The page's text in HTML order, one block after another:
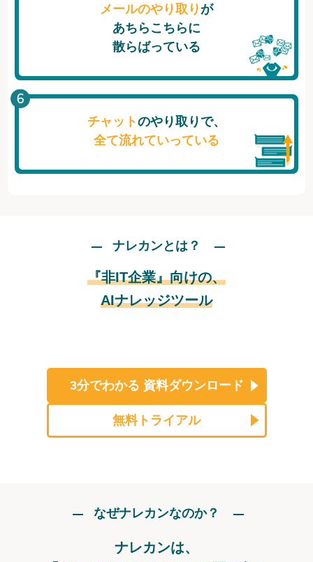
メールのやり取り が
あちらこちらに
散らばっている
チャットのやり取りで、
全て流れていっている
ナレカンとは？
『非IT企業』向けの、
AIナレッジツール
3分でわかる 資料ダウンロード
無料トライアル
なぜナレカンなのか？
ナレカンは、